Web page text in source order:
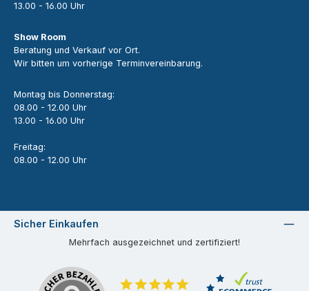
13.00 - 16.00 Uhr
Show Room
Beratung und Verkauf vor Ort.
Wir bitten um vorherige Terminvereinbarung.
Montag bis Donnerstag:
08.00 - 12.00 Uhr
13.00 - 16.00 Uhr
Freitag:
08.00 - 12.00 Uhr
Sicher Einkaufen
Mehrfach ausgezeichnet und zertifiziert!